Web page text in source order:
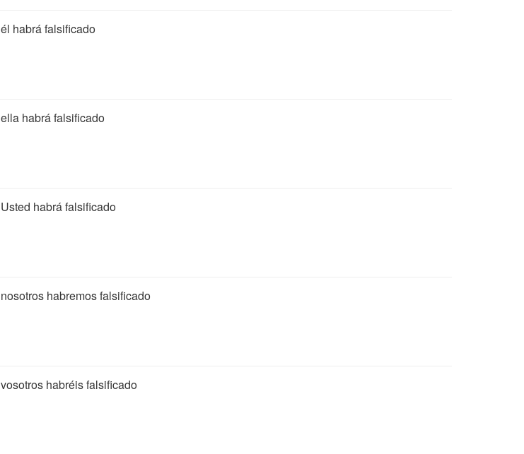
él habrá falsificado
ella habrá falsificado
Usted habrá falsificado
nosotros habremos falsificado
vosotros habréis falsificado